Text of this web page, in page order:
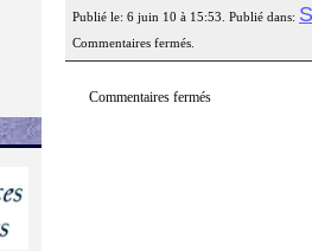
Publié le: 6 juin 10 à 15:53. Publié dans:
Commentaires fermés.
Commentaires fermés